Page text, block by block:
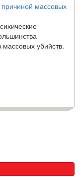
причиной массовых
убийств.